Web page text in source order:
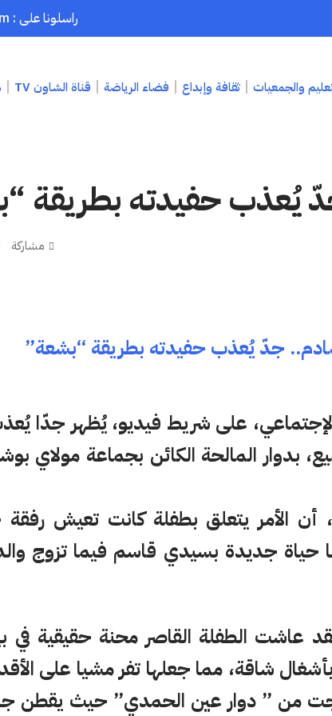
راسلونا على : chaouenpress1@gmail.com
والجمعيات ثقافة وإبداع فضاء الرياضة قناة الشاون TV
يُعذب حفيدته بطريقة
مشاركة
جدّ يُعذب حفيدته بطريقة “بشعة”
على شريط فيديو، يُظهر جدّا
بدوار المالحة الكائن بجماعة مولاي
أن الأمر يتعلق بطفلة كانت تعيش
حياة جديدة بسيدي قاسم فيما تزوج
عاشت الطفلة القاصر محنة حقيقية في
شاقة، مما جعلها تفر مشيا على
من ” دوار عين الحمدي” حيث يقطن